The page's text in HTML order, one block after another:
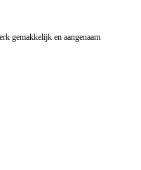
gemakkelijk en aangenaam